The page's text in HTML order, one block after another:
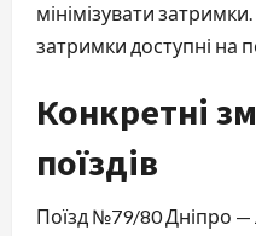
мінімізувати
затримки доступні на
Конкретні
поїздів
Поїзд №79/80 Дніпро —